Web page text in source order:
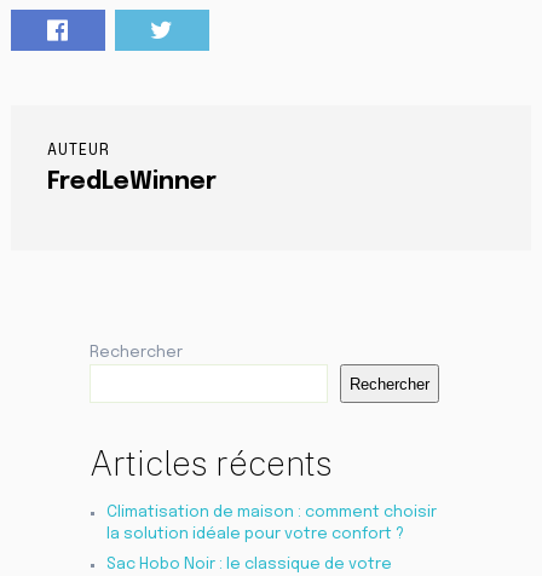
AUTEUR
FredLeWinner
Rechercher
Rechercher
Articles récents
Climatisation de maison : comment choisir
la solution idéale pour votre confort ?
Sac Hobo Noir : le classique de votre